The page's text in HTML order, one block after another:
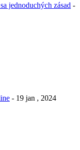
jednoduchých zásad -
- 19 jan , 2024